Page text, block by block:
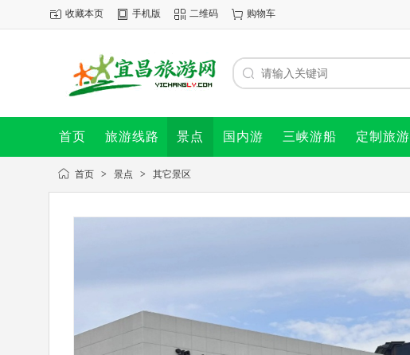
收藏本页 手机版 二维码 购物车
首页 旅游线路 景点 国内游 三峡游船 定制旅游
首页 > 景点 > 其它景区